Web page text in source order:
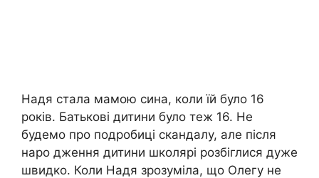
Надя стала мамою сина, коли їй було 16
років. Батькові дитини було теж 16. Не
будемо про подробиці скандалу, але після
наро дження дитини школярі розбіглися дуже
швидко. Коли Надя зрозуміла, що Олегу не